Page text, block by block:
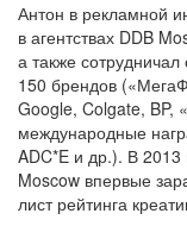
Антон в рекламной
в агентствах DDB
а также
150 брендов
Google, Colgate, BP,
международные
ADC*E и др.). В 2013
Moscow впервые
лист рейтинга